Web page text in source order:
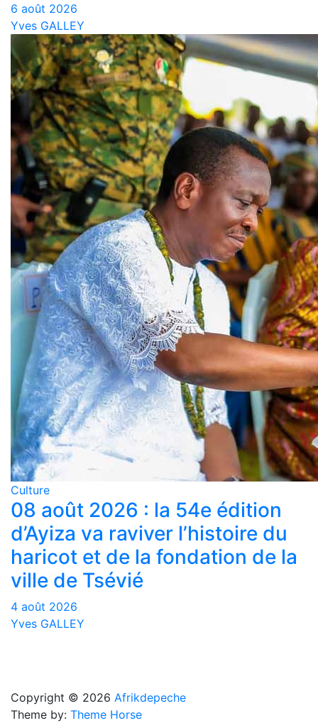
6 août 2026
Yves GALLEY
Culture
08 août 2026 : la 54e édition
d’Ayiza va raviver l’histoire du
haricot et de la fondation de la
ville de Tsévié
4 août 2026
Yves GALLEY
Copyright © 2026 Afrikdepeche
Theme by: Theme Horse